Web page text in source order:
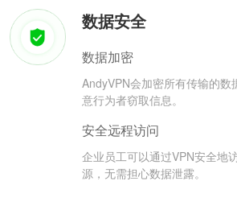
数据安全
数据加密
AndyVPN会加密所有传输的数
意行为者窃取信息。
安全远程访问
企业员工可以通过VPN安全地
源，无需担心数据泄露。